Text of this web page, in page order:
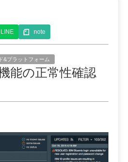
LINE note
&プラットフォーム
能の正常性確認